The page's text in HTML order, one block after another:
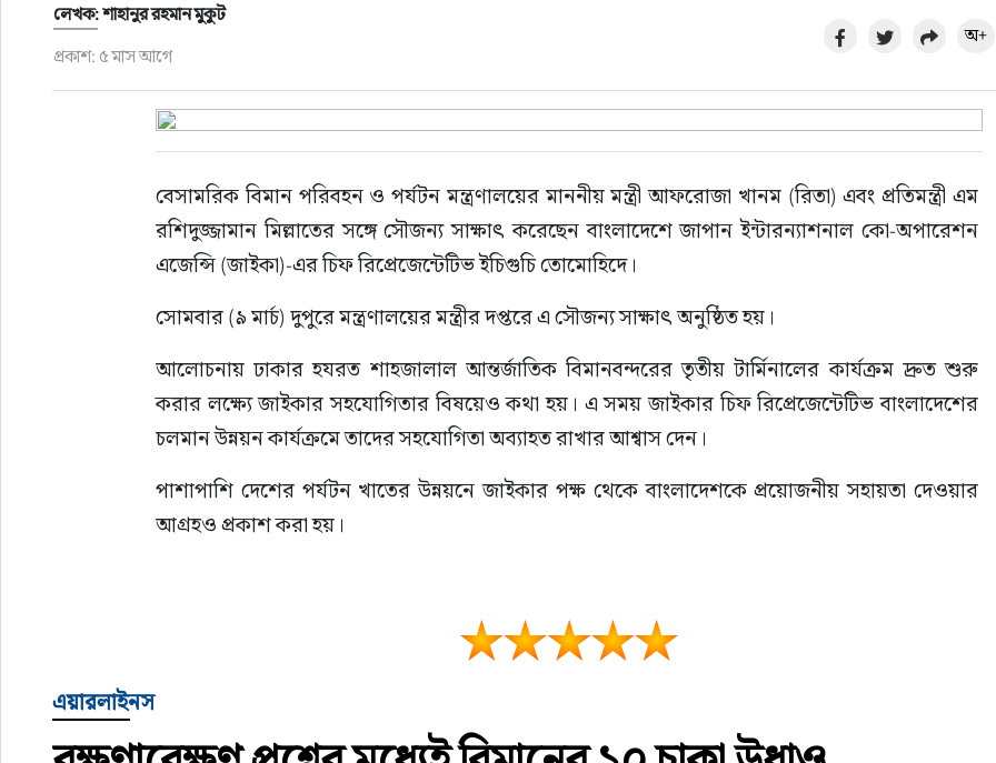
লেখক: শাহানুর রহমান মুকুট
প্রকাশ: ৫ মাস আগে
অ+
বেসামরিক বিমান পরিবহন ও পর্যটন মন্ত্রণালয়ের মাননীয় মন্ত্রী আফরোজা খানম (রিতা) এবং প্রতিমন্ত্রী এম
রশিদুজ্জামান মিল্লাতের সঙ্গে সৌজন্য সাক্ষাৎ করেছেন বাংলাদেশে জাপান ইন্টারন্যাশনাল কো-অপারেশন
এজেন্সি (জাইকা)-এর চিফ রিপ্রেজেন্টেটিভ ইচিগুচি তোমোহিদে।
সোমবার (৯ মার্চ) দুপুরে মন্ত্রণালয়ের মন্ত্রীর দপ্তরে এ সৌজন্য সাক্ষাৎ অনুষ্ঠিত হয়।
আলোচনায় ঢাকার হযরত শাহজালাল আন্তর্জাতিক বিমানবন্দরের তৃতীয় টার্মিনালের কার্যক্রম দ্রুত শুরু
করার লক্ষ্যে জাইকার সহযোগিতার বিষয়েও কথা হয়। এ সময় জাইকার চিফ রিপ্রেজেন্টেটিভ বাংলাদেশের
চলমান উন্নয়ন কার্যক্রমে তাদের সহযোগিতা অব্যাহত রাখার আশ্বাস দেন।
পাশাপাশি দেশের পর্যটন খাতের উন্নয়নে জাইকার পক্ষ থেকে বাংলাদেশকে প্রয়োজনীয় সহায়তা দেওয়ার
আগ্রহও প্রকাশ করা হয়।
এয়ারলাইনস